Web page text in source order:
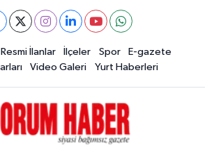
Resmi İlanlar İlçeler Spor
E-gazete
Video Galeri Yurt Haberleri